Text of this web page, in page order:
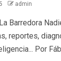
admin
Barredora
reportes,
Por